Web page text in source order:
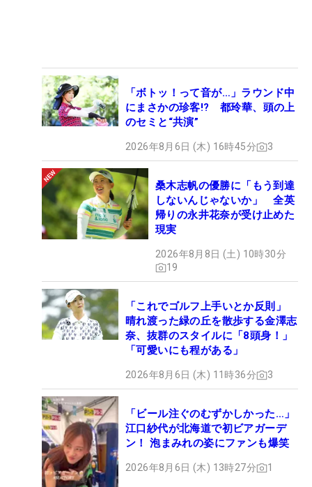
「ボトッ！って音が…」ラウンド中
にまさかの珍客!? 都玲華、頭の上
のセミと“共演”
2026年8月6日 (木) 16時45分 3
桑木志帆の優勝に「もう到達
しないんじゃないか」 全英
帰りの永井花奈が受け止めた
現実
2026年8月8日 (土) 10時30分
19
「これでゴルフ上手いとか反則」
晴れ渡った緑の丘を散歩する金澤志
奈、抜群のスタイルに「8頭身！」
「可愛いにも程がある」
2026年8月6日 (木) 11時36分 3
「ビール注ぐのむずかしかった…」
江口紗代が北海道で初ビアガーデ
ン！ 泡まみれの姿にファンも爆笑
2026年8月6日 (木) 13時27分 1